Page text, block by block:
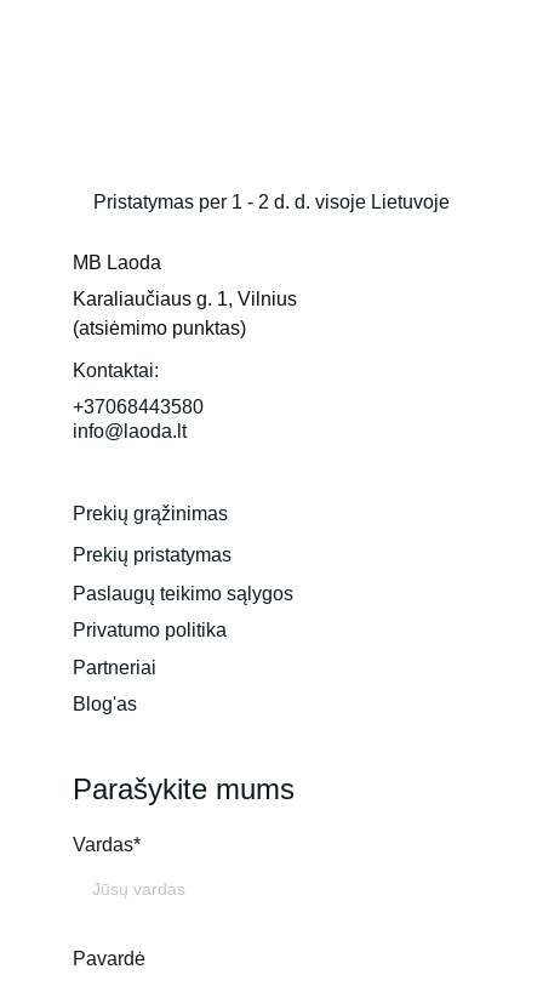
Parašykite mums
Vardas*
Pavardė
MB Laoda
Karaliaučiaus g. 1, Vilnius
(atsiėmimo punktas)
Kontaktai:
+37068443580
info@laoda.lt
Paslaugų teikimo sąlygos
Prekių grąžinimas
Prekių pristatymas
Privatumo politika
Pristatymas per 1 - 2 d. d. visoje Lietuvoje
Partneriai
Blog'as